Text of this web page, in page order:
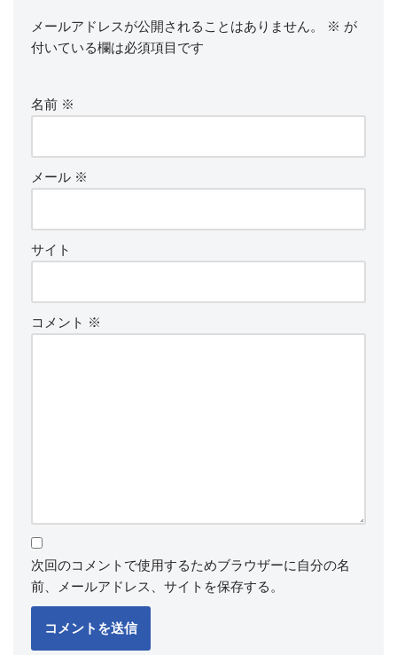
メールアドレスが公開されることはありません。 ※ が
付いている欄は必須項目です
名前 ※
メール ※
サイト
コメント ※
次回のコメントで使用するためブラウザーに自分の名
前、メールアドレス、サイトを保存する。